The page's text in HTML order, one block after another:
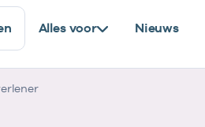
Alles voor Nieuws